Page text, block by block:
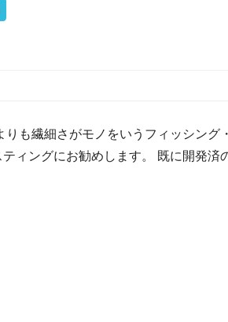
も繊細さがモノをいうフィッシング
ィングにお勧めします。 既に開発済